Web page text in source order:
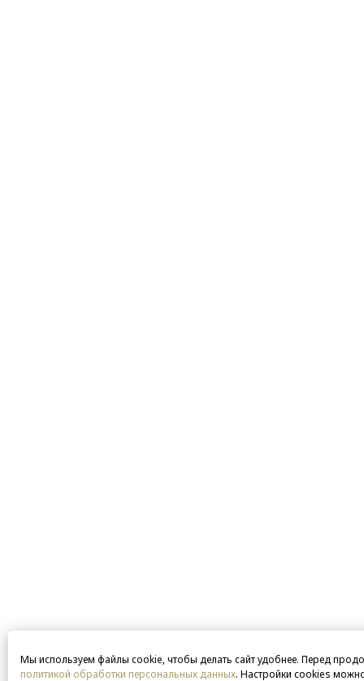
Мы используем файлы cookie, чтобы делать сайт удобнее. Перед
политикой обработки персональных данных. Настройки cookies